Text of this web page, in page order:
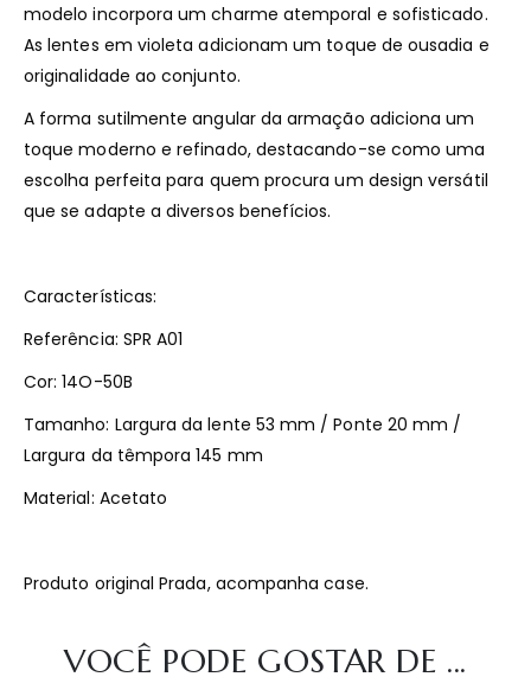
modelo incorpora um charme atemporal e sofisticado.
As lentes em violeta adicionam um toque de ousadia e
originalidade ao conjunto.
A forma sutilmente angular da armação adiciona um
toque moderno e refinado, destacando-se como uma
escolha perfeita para quem procura um design versátil
que se adapte a diversos benefícios.
Características:
Referência: SPR A01
Cor: 14O-50B
Tamanho: Largura da lente 53 mm / Ponte 20 mm /
Largura da têmpora 145 mm
Material: Acetato
Produto original Prada, acompanha case.
VOCÊ PODE GOSTAR DE ...